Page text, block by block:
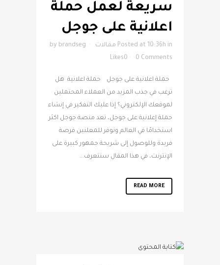
سريعة لعمل حملة
اعلانية على جوجل
Posted at 10:36h in مقالات by brandseg
0 Comments
0
Likes
حملة اعلانية على جوجل حملة اعلانية هل
ترغب في جذب المزيد من العملاء المحتملين
لموقعك الإلكتروني؟ إذا عليك التفكير في إنشاء
حملة إعلانية على جوجل، تعد منصة جوجل اكثر
استخدامًا في العالم ونوفر للمعلنين فرصة
فريدة وللوصول إلى شريحة جمهور كبيرة على
الإنترنت، في هذا المقال سنتعرف...
READ MORE